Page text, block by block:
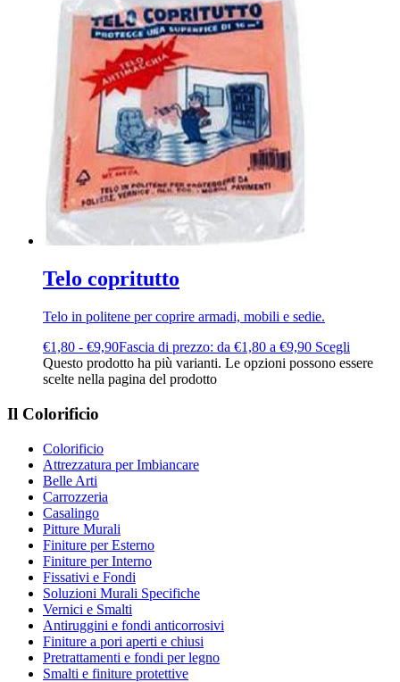
Telo copritutto
Telo in politene per coprire armadi, mobili e sedie.
€1,80 - €9,90Fascia di prezzo: da €1,80 a €9,90 Scegli
Questo prodotto ha più varianti. Le opzioni possono essere
scelte nella pagina del prodotto
Il Colorificio
Colorificio
Attrezzatura per Imbiancare
Belle Arti
Carrozzeria
Casalingo
Pitture Murali
Finiture per Esterno
Finiture per Interno
Fissativi e Fondi
Soluzioni Murali Specifiche
Vernici e Smalti
Antiruggini e fondi anticorrosivi
Finiture a pori aperti e chiusi
Pretrattamenti e fondi per legno
Smalti e finiture protettive